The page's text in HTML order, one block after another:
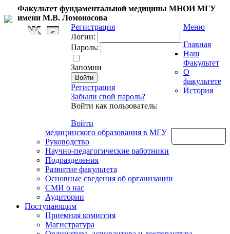
Факультет фундаментальной медицины МНОИ МГУ
имени М.В. Ломоносова
Регистрация
Логин:
Пароль:
Запомни
Регистрация
Забыли свой пароль?
Войти как пользователь:
Войти
Меню
Главная
Наш
Факультет
О
факультете
История
медицинского образования в МГУ
Руководство
Научно-педагогические работники
Подразделения
Развитие факультета
Основные сведения об организации
СМИ о нас
Аудитории
Поступающим
Приемная комиссия
Магистратура